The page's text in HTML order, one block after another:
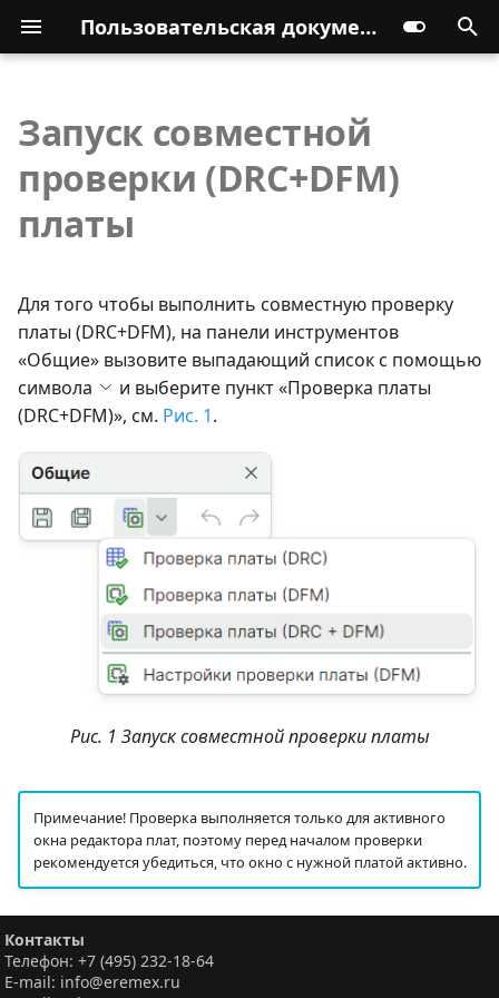
Пользовательская документация
Запуск совместной
проверки (DRC+DFM)
платы
Для того чтобы выполнить совместную проверку
платы (DRC+DFM), на панели инструментов
«Общие» вызовите выпадающий список с помощью
символа
и выберите пункт «Проверка платы
(DRC+DFM)», см. Рис. 1.
Рис. 1 Запуск совместной проверки платы
Примечание! Проверка выполняется только для активного
окна редактора плат, поэтому перед началом проверки
рекомендуется убедиться, что окно с нужной платой активно.
Контакты
Телефон: +7 (495) 232-18-64
E-mail: info@eremex.ru